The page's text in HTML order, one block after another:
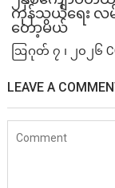
ကုန်သွယ်ရေး လမ်
တော့မယ်
ဩဂုတ် ၇ ၊ ၂၀၂၆
LEAVE A